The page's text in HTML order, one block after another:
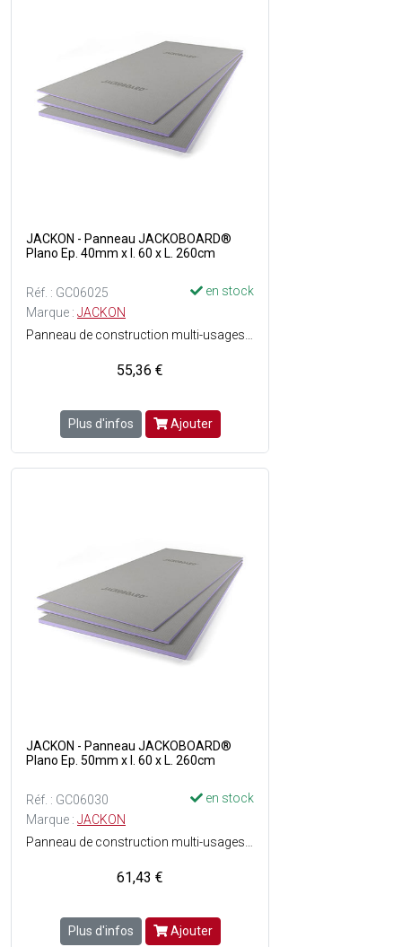
JACKON - Panneau JACKOBOARD®
Plano Ep. 40mm x l. 60 x L. 260cm
Réf. : GC06025
en stock
Marque : JACKON
55,36 €
Plus d'infos Ajouter
JACKON - Panneau JACKOBOARD®
Plano Ep. 50mm x l. 60 x L. 260cm
Réf. : GC06030
en stock
Marque : JACKON
61,43 €
Plus d'infos Ajouter